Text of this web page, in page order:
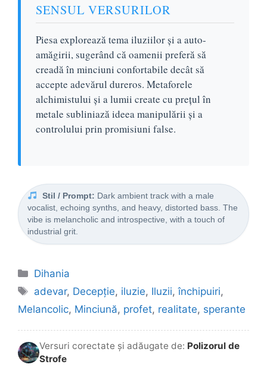
SENSUL VERSURILOR
Piesa explorează tema iluziilor și a auto-
amăgirii, sugerând că oamenii preferă să
creadă în minciuni confortabile decât să
accepte adevărul dureros. Metaforele
alchimistului și a lumii create cu prețul în
metale subliniază ideea manipulării și a
controlului prin promisiuni false.
Stil / Prompt: Dark ambient track with a male
vocalist, echoing synths, and heavy, distorted bass. The
vibe is melancholic and introspective, with a touch of
industrial grit.
Categorii
Dihania
Etichete
adevar, Decepție, iluzie, Iluzii,închipuiri,
Melancolic, Minciună, profet, realitate, sperante
Versuri corectate și adăugate de: Polizorul de
Strofe